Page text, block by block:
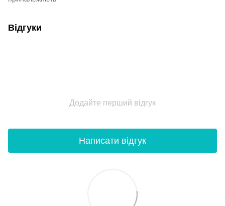
Відгуки
Додайте перший відгук
Написати відгук